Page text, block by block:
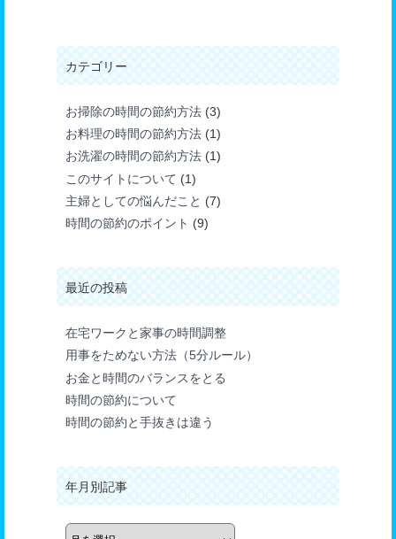
カテゴリー
お掃除の時間の節約方法 (3)
お料理の時間の節約方法 (1)
お洗濯の時間の節約方法 (1)
このサイトについて (1)
主婦としての悩んだこと (7)
時間の節約のポイント (9)
最近の投稿
在宅ワークと家事の時間調整
用事をためない方法（5分ルール）
お金と時間のバランスをとる
時間の節約について
時間の節約と手抜きは違う
年月別記事
年